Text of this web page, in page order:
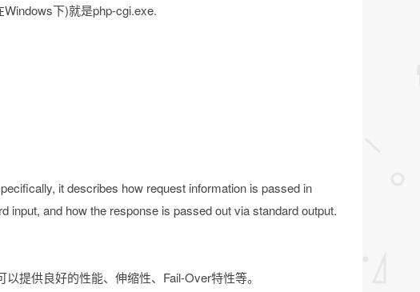
下)就是php-cgi.exe.
it describes how request information is passed in
and how the response is passed out via standard output.
提供良好的性能、伸缩性、Fail-Over特性等。